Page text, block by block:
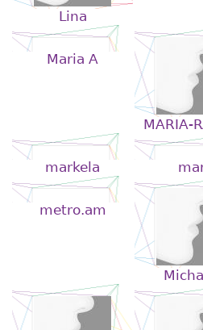
Lina
Maria A
MARIA-
markela
metro.am